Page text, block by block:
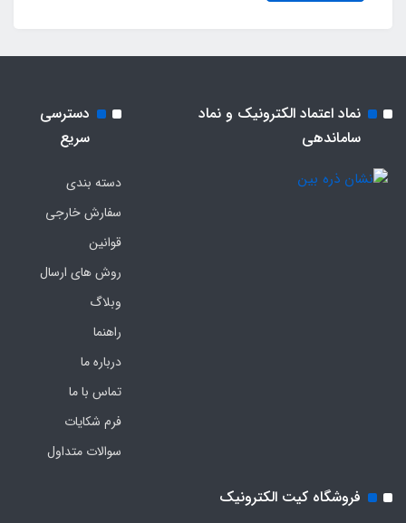
نماد اعتماد الکترونیک و نماد
ساماندهی
دسترسی
سریع
دسته بندی
سفارش خارجی
قوانین
روش های ارسال
وبلاگ
راهنما
درباره ما
تماس با ما
فرم‌ شکایات
سوالات متداول
فروشگاه کیت الکترونیک